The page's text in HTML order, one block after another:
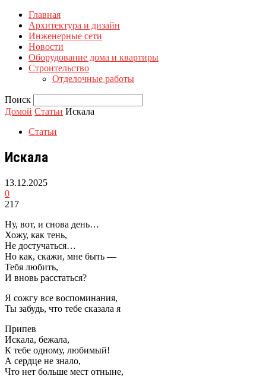
Главная
Архитектура и дизайн
Инженерные сети
Новости
Оборудование дома и квартиры
Строительство
Отделочные работы
Поиск
Домой Статьи Искала
Статьи
Искала
13.12.2025
0
217
Ну, вот, и снова день…
Хожу, как тень,
Не достучаться…
Но как, скажи, мне быть —
Тебя любить,
И вновь расстаться?
Я сожгу все воспоминания,
Ты забудь, что тебе сказала я
Припев
Искала, бежала,
К тебе одному, любимый!
А сердце не знало,
Что нет больше мест отныне,